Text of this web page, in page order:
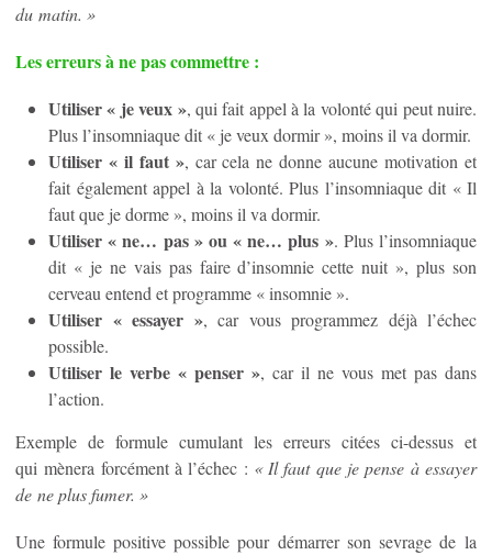
du matin. »
Les erreurs à ne pas commettre :
Utiliser « je veux », qui fait appel à la volonté qui peut nuire.
Plus l’insomniaque dit « je veux dormir », moins il va dormir.
Utiliser « il faut », car cela ne donne aucune motivation et
fait également appel à la volonté. Plus l’insomniaque dit « Il
faut que je dorme », moins il va dormir.
Utiliser « ne… pas » ou « ne… plus ». Plus l’insomniaque
dit « je ne vais pas faire d’insomnie cette nuit », plus son
cerveau entend et programme « insomnie ».
Utiliser « essayer », car vous programmez déjà l’échec
possible.
Utiliser le verbe « penser », car il ne vous met pas dans
l’action.
Exemple de formule cumulant les erreurs citées ci-dessus et
qui mènera forcément à l’échec : « Il faut que je pense à essayer
de ne plus fumer. »
Une formule positive possible pour démarrer son sevrage de la